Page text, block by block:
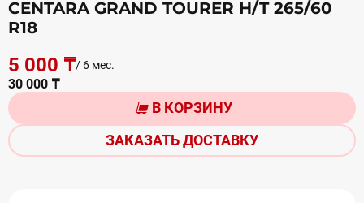
CENTARA GRAND TOURER H/T 265/60
R18
5 000 ₸/ 6 мес.
30 000 ₸
В КОРЗИНУ
ЗАКАЗАТЬ ДОСТАВКУ